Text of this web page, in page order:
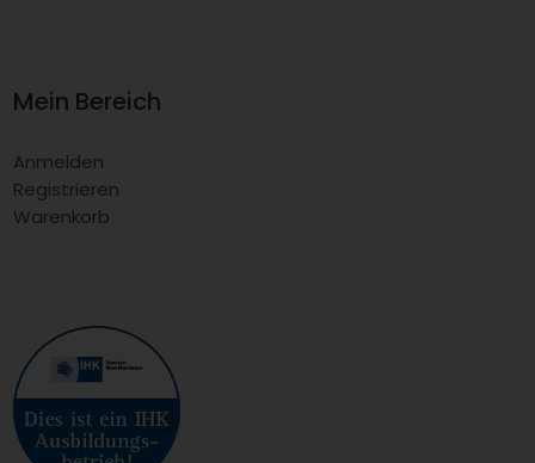
Mein Bereich
Anmelden
Registrieren
Warenkorb